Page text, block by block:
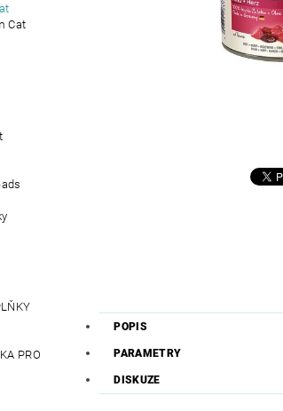
Cat
PRO
POPIS
PARAMETRY
DISKUZE